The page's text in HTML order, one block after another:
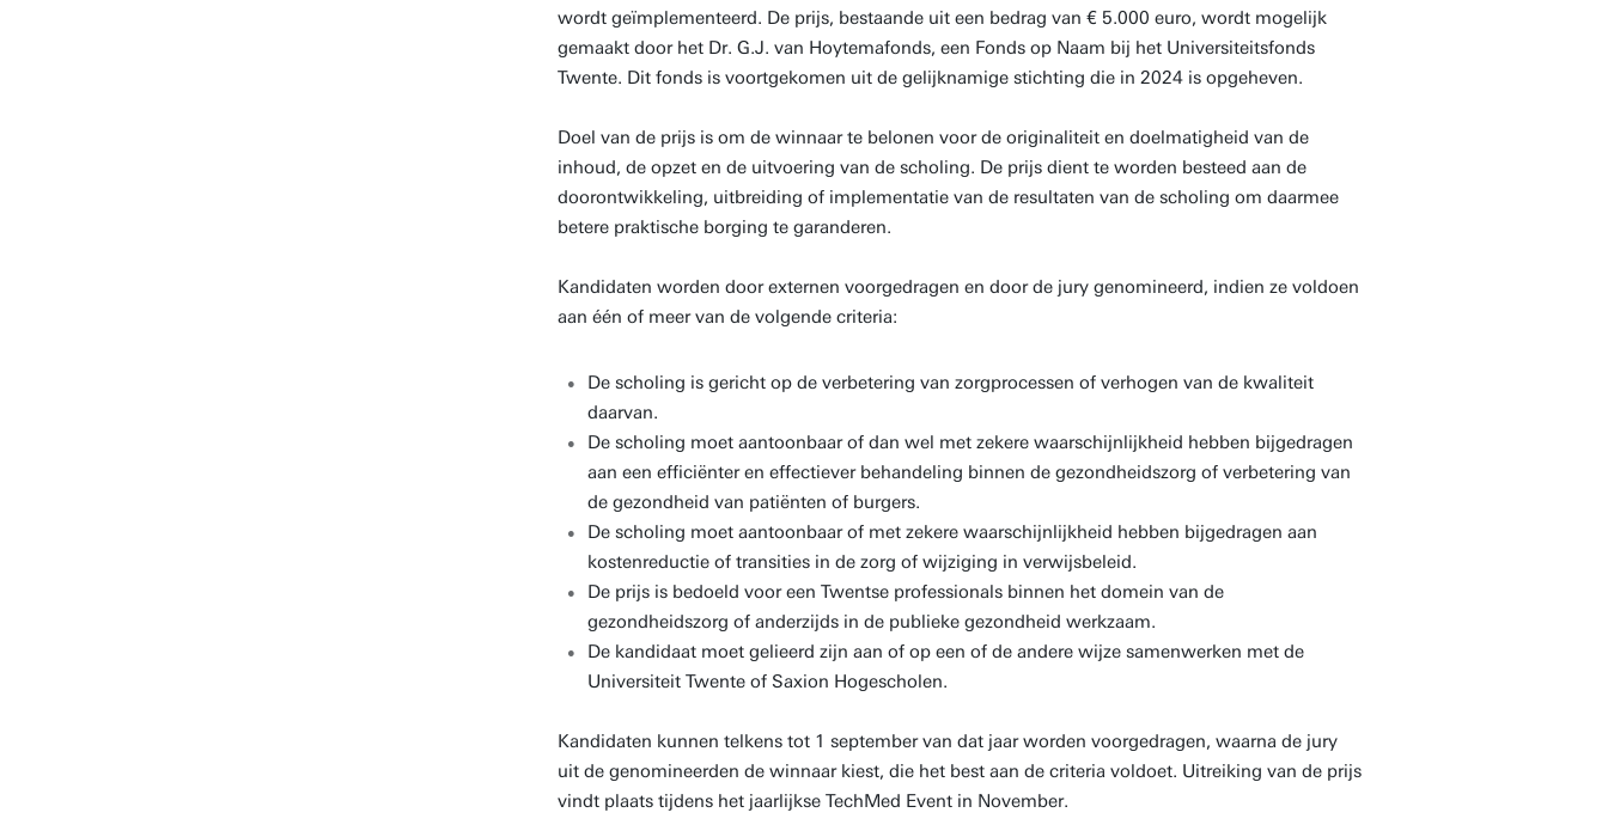
wordt geïmplementeerd. De prijs, bestaande uit een bedrag van € 5.000 euro, wordt mogelijk
gemaakt door het Dr. G.J. van Hoytemafonds, een Fonds op Naam bij het Universiteitsfonds
Twente. Dit fonds is voortgekomen uit de gelijknamige stichting die in 2024 is opgeheven.
Doel van de prijs is om de winnaar te belonen voor de originaliteit en doelmatigheid van de
inhoud, de opzet en de uitvoering van de scholing. De prijs dient te worden besteed aan de
doorontwikkeling, uitbreiding of implementatie van de resultaten van de scholing om daarmee
betere praktische borging te garanderen.
Kandidaten worden door externen voorgedragen en door de jury genomineerd, indien ze voldoen
aan één of meer van de volgende criteria:
De scholing is gericht op de verbetering van zorgprocessen of verhogen van de kwaliteit
daarvan.
De scholing moet aantoonbaar of dan wel met zekere waarschijnlijkheid hebben bijgedragen
aan een efficiënter en effectiever behandeling binnen de gezondheidszorg of verbetering van
de gezondheid van patiënten of burgers.
De scholing moet aantoonbaar of met zekere waarschijnlijkheid hebben bijgedragen aan
kostenreductie of transities in de zorg of wijziging in verwijsbeleid.
De prijs is bedoeld voor een Twentse professionals binnen het domein van de
gezondheidszorg of anderzijds in de publieke gezondheid werkzaam.
De kandidaat moet gelieerd zijn aan of op een of de andere wijze samenwerken met de
Universiteit Twente of Saxion Hogescholen.
Kandidaten kunnen telkens tot 1 september van dat jaar worden voorgedragen, waarna de jury
uit de genomineerden de winnaar kiest, die het best aan de criteria voldoet. Uitreiking van de prijs
vindt plaats tijdens het jaarlijkse TechMed Event in November.